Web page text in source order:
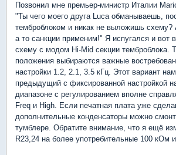
Позвонил мне премьер-министр Италии
"Ты чего моего друга Luca обманываешь,
темброблоком и никак не выложишь схему?
а то санкции применим!" Я испугался и
схему с модом Hi-Mid секции темброблока.
положения выбираются важные
настройки 1.2, 2.1, 3.5 кГц. Этот вариант
предыдущий c фиксированной настройкой
диапазоне с регулированием вполне
Freq и High. Если печатная плата уже
дополнительные конденсаторы можно
тумблере. Обратите внимание, что я ещё
R23,24 на более употребительные 100 кОм